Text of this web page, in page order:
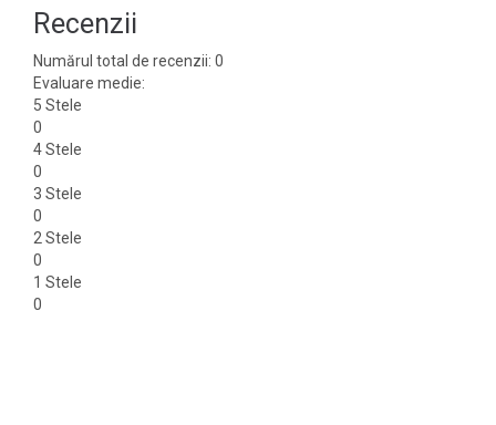
Recenzii
Numărul total de recenzii: 0
Evaluare medie:
5 Stele
0
4 Stele
0
3 Stele
0
2 Stele
0
1 Stele
0